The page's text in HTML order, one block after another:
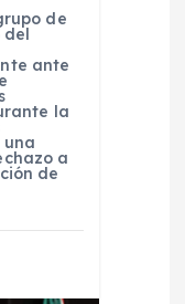
de
del
ante
la
a
de